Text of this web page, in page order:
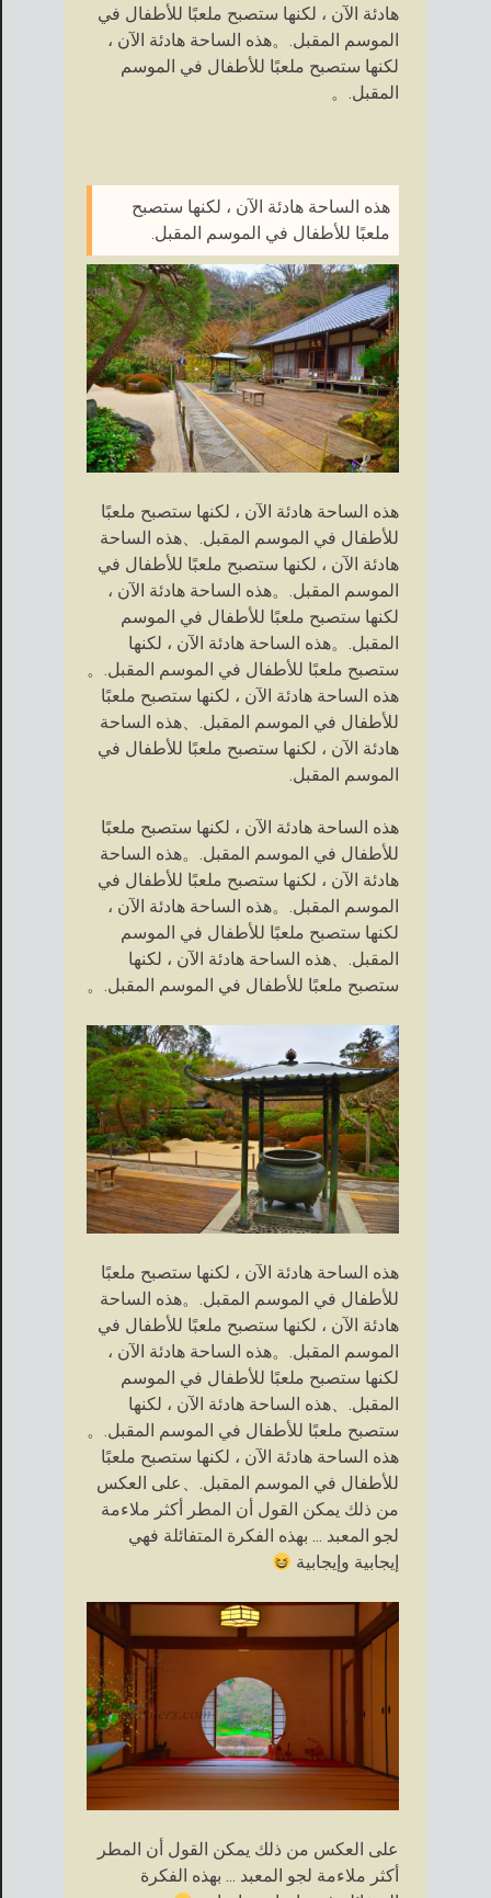
هادئة الآن ، لكنها ستصبح ملعبًا للأطفال في
الموسم المقبل.。هذه الساحة هادئة الآن ،
لكنها ستصبح ملعبًا للأطفال في الموسم
المقبل.。
هذه الساحة هادئة الآن ، لكنها ستصبح
ملعبًا للأطفال في الموسم المقبل.
هذه الساحة هادئة الآن ، لكنها ستصبح ملعبًا
للأطفال في الموسم المقبل.、هذه الساحة
هادئة الآن ، لكنها ستصبح ملعبًا للأطفال في
الموسم المقبل.。هذه الساحة هادئة الآن ،
لكنها ستصبح ملعبًا للأطفال في الموسم
المقبل.。هذه الساحة هادئة الآن ، لكنها
ستصبح ملعبًا للأطفال في الموسم المقبل.。
هذه الساحة هادئة الآن ، لكنها ستصبح ملعبًا
للأطفال في الموسم المقبل.、هذه الساحة
هادئة الآن ، لكنها ستصبح ملعبًا للأطفال في
الموسم المقبل.
هذه الساحة هادئة الآن ، لكنها ستصبح ملعبًا
للأطفال في الموسم المقبل.。هذه الساحة
هادئة الآن ، لكنها ستصبح ملعبًا للأطفال في
الموسم المقبل.。هذه الساحة هادئة الآن ،
لكنها ستصبح ملعبًا للأطفال في الموسم
المقبل.、هذه الساحة هادئة الآن ، لكنها
ستصبح ملعبًا للأطفال في الموسم المقبل.。
هذه الساحة هادئة الآن ، لكنها ستصبح ملعبًا
للأطفال في الموسم المقبل.。هذه الساحة
هادئة الآن ، لكنها ستصبح ملعبًا للأطفال في
الموسم المقبل.。هذه الساحة هادئة الآن ،
لكنها ستصبح ملعبًا للأطفال في الموسم
المقبل.、هذه الساحة هادئة الآن ، لكنها
ستصبح ملعبًا للأطفال في الموسم المقبل.。
هذه الساحة هادئة الآن ، لكنها ستصبح ملعبًا
للأطفال في الموسم المقبل.、على العكس
من ذلك يمكن القول أن المطر أكثر ملاءمة
لجو المعبد ... بهذه الفكرة المتفائلة فهي
إيجابية وإيجابية
على العكس من ذلك يمكن القول أن المطر
أكثر ملاءمة لجو المعبد ... بهذه الفكرة